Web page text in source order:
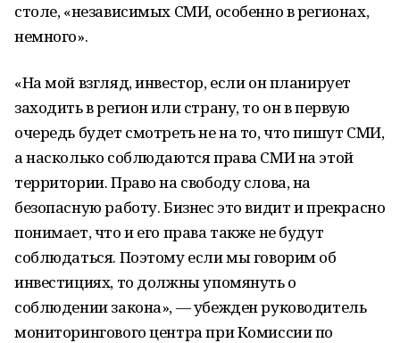
столе, «независимых СМИ, особенно в регионах,
немного».
«На мой взгляд, инвестор, если он планирует
заходить в регион или страну, то он в первую
очередь будет смотреть не на то, что пишут СМИ,
а насколько соблюдаются права СМИ на этой
территории. Право на свободу слова, на
безопасную работу. Бизнес это видит и прекрасно
понимает, что и его права также не будут
соблюдаться. Поэтому если мы говорим об
инвестициях, то должны упомянуть о
соблюдении закона», — убежден руководитель
мониторингового центра при Комиссии по